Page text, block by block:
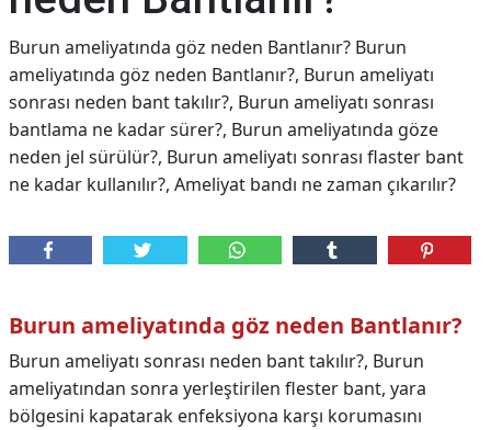
Burun ameliyatında göz neden Bantlanır? Burun
ameliyatında göz neden Bantlanır?, Burun ameliyatı
sonrası neden bant takılır?, Burun ameliyatı sonrası
bantlama ne kadar sürer?, Burun ameliyatında göze
neden jel sürülür?, Burun ameliyatı sonrası flaster bant
ne kadar kullanılır?, Ameliyat bandı ne zaman çıkarılır?
Burun ameliyatında göz neden Bantlanır?
Burun ameliyatı sonrası neden bant takılır?, Burun
ameliyatından sonra yerleştirilen flester bant, yara
bölgesini kapatarak enfeksiyona karşı korumasını